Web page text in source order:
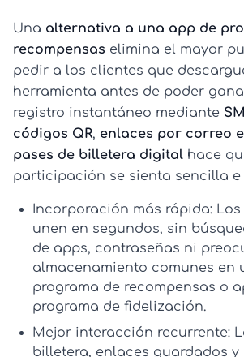
Una alternativa a una app de
recompensas elimina el mayor
pedir a los clientes que
herramienta antes de poder
registro instantáneo mediante
códigos QR, enlaces por correo
pases de billetera digital hace
participación se sienta sencilla e
Incorporación más rápida:
unen en segundos, sin
de apps, contraseñas ni
almacenamiento comunes en
programa de recompensas o
programa de fidelización.
Mejor interacción recurrente:
billetera, enlaces guardados